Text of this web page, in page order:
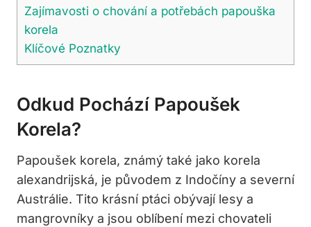
Zajímavosti o chování a potřebách papouška
korela
Klíčové Poznatky
Odkud Pochází Papoušek
Korela?
Papoušek korela, známý také jako korela
alexandrijská, je původem z Indočíny a severní
Austrálie. Tito krásní ptáci obývají lesy a
mangrovníky a jsou oblíbení mezi chovateli